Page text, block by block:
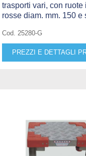
trasporti vari, con ruote
rosse diam. mm. 150 e
Cod. 25280-G
PREZZI E DETTAGLI